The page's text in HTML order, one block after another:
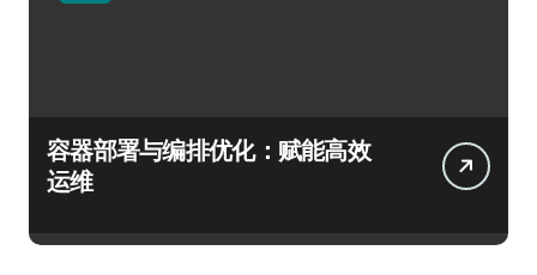
容器部署与编排优化：赋能高效
运维